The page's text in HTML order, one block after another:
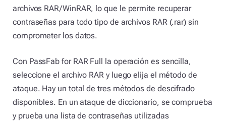
archivos RAR/WinRAR, lo que le permite recuperar
contraseñas para todo tipo de archivos RAR (.rar) sin
comprometer los datos.
Con PassFab for RAR Full la operación es sencilla,
seleccione el archivo RAR y luego elija el método de
ataque. Hay un total de tres métodos de descifrado
disponibles. En un ataque de diccionario, se comprueba
y prueba una lista de contraseñas utilizadas